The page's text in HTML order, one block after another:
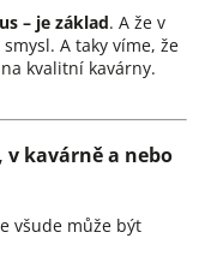
– je základ. A že v
A taky víme, že
kvalitní kavárny.
kavárně a nebo
všude může být